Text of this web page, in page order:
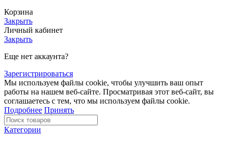
Корзина
Закрыть
Личный кабинет
Закрыть
Еще нет аккаунта?
Зарегистрироваться
Мы используем файлы cookie, чтобы улучшить ваш опыт
работы на нашем веб-сайте. Просматривая этот веб-сайт, вы
соглашаетесь с тем, что мы используем файлы cookie.
Подробнее Принять
Категории